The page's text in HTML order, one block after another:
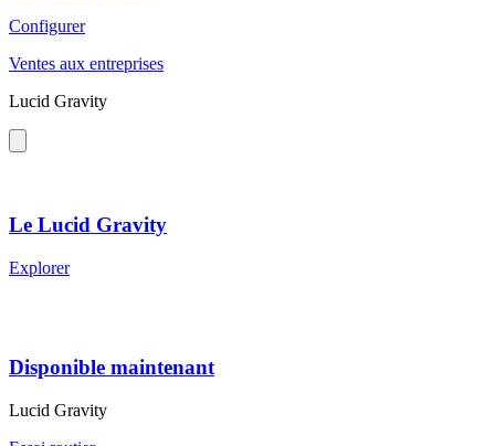
Configurer
Ventes aux entreprises
Lucid Gravity
Le Lucid Gravity
Explorer
Disponible maintenant
Lucid Gravity